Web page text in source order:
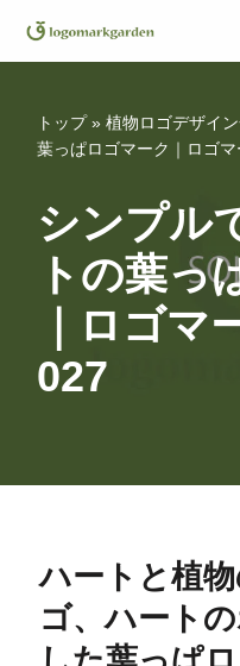
コ
トップ» 植物ロゴデザイ
葉っぱロゴマーク｜ロゴ
シンプル
トの葉っ
｜ロゴマ
027
ハートと植
ゴ、ハート